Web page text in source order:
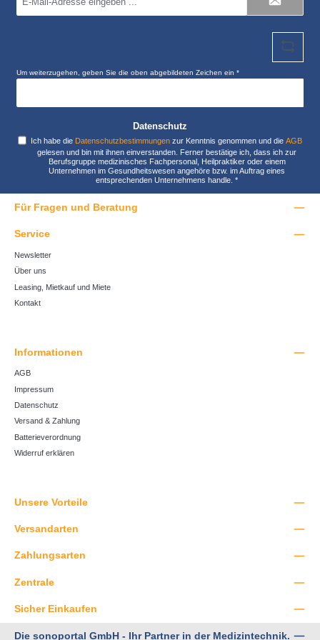
Mail-
Um weiterzugehen, geben Sie die oben abgebildeten Zeichen ein*
Datenschutz
Ich habe die Datenschutzbestimmungen zur Kenntnis genommen und dieAGB
gelesen und bin mit ihnen einverstanden. Ferner bestätige ich, dass ich zur
Berufsgruppe medizinisches Fachpersonal, Heilpraktiker oder einem
Unternehmen im Gesundheitswesen angehöre bzw. im Auftrag eines
entsprechenden Unternehmens handle.*
Für Fragen und Beratung
Unsere Vorteile
Zentrale
Sicher Einkaufen
Service
Newsletter
Über uns
Leasing, Mietkauf und Miete
Kontakt
Informationen
AGB
Impressum
Datenschutz
Versand & Zahlung
Batterieverordnung
Widerruf erklären
Versandarten
Zahlungsarten
Die sonoportal GmbH - Ihr Partner in der Medizintechnik.